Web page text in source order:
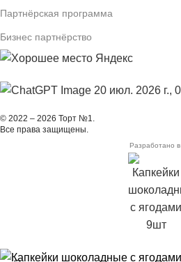
Партнёрская программа
Бизнес партнёрство
© 2022 – 2026 Торт №1.
Все права защищены.
Разработано в